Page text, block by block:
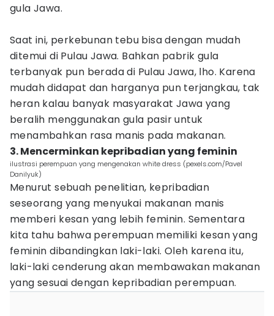
gula Jawa.
Saat ini, perkebunan tebu bisa dengan mudah
ditemui di Pulau Jawa. Bahkan pabrik gula
terbanyak pun berada di Pulau Jawa, lho. Karena
mudah didapat dan harganya pun terjangkau, tak
heran kalau banyak masyarakat Jawa yang
beralih menggunakan gula pasir untuk
menambahkan rasa manis pada makanan.
3. Mencerminkan kepribadian yang feminin
ilustrasi perempuan yang mengenakan white dress (pexels.com/Pavel
Danilyuk)
Menurut sebuah penelitian, kepribadian
seseorang yang menyukai makanan manis
memberi kesan yang lebih feminin. Sementara
kita tahu bahwa perempuan memiliki kesan yang
feminin dibandingkan laki-laki. Oleh karena itu,
laki-laki cenderung akan membawakan makanan
yang sesuai dengan kepribadian perempuan.